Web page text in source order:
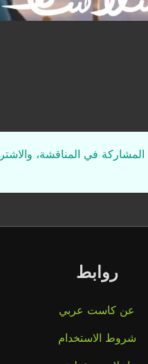
في المناقشة،
روابط
عن كاست عربي
شروط الاستخدام